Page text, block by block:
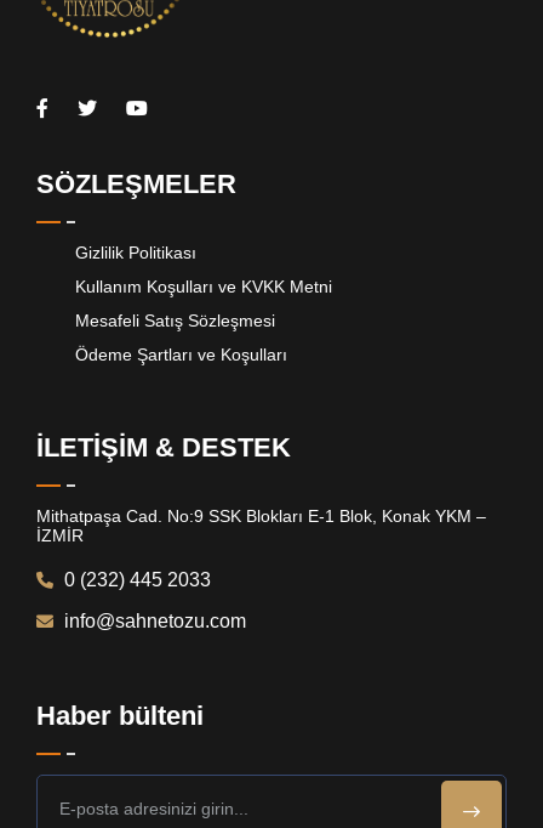
SÖZLEŞMELER
Gizlilik Politikası
Kullanım Koşulları ve KVKK Metni
Mesafeli Satış Sözleşmesi
Ödeme Şartları ve Koşulları
İLETİŞİM & DESTEK
Mithatpaşa Cad. No:9 SSK Blokları E-1 Blok, Konak YKM –
İZMİR
0 (232) 445 2033
info@sahnetozu.com
Haber bülteni